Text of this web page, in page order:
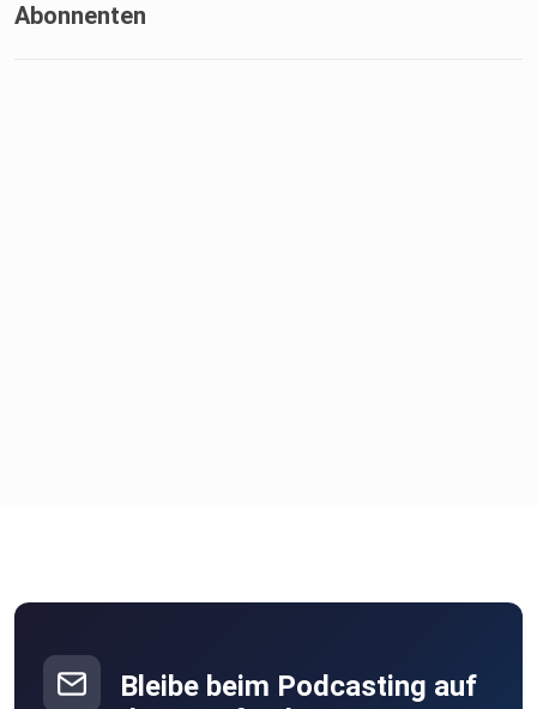
Abonnenten
Bleibe beim Podcasting auf